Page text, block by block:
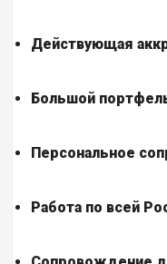
Действующая
Большой
Персональное
Работа по всей